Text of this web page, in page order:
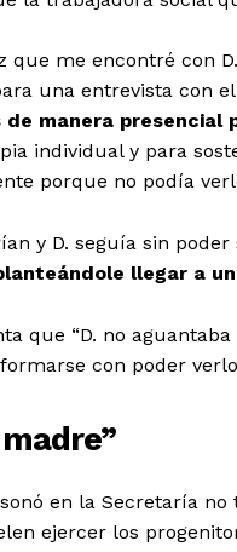
que me encontré con
una entrevista con
de manera
individual y para
porque no podía
y D. seguía sin
llegar a
que “D. no
con poder
en la Secretaría
ejercer los